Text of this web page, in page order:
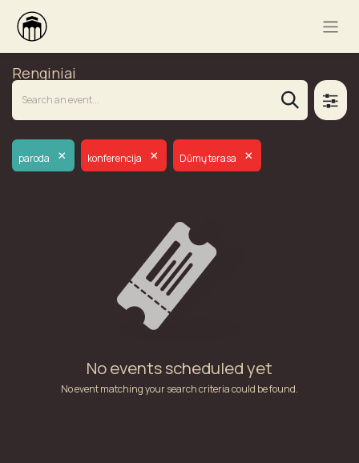
Renginiai
paroda × konferencija × Dūmų terasa ×
No events scheduled yet
No event matching your search criteria could be found.